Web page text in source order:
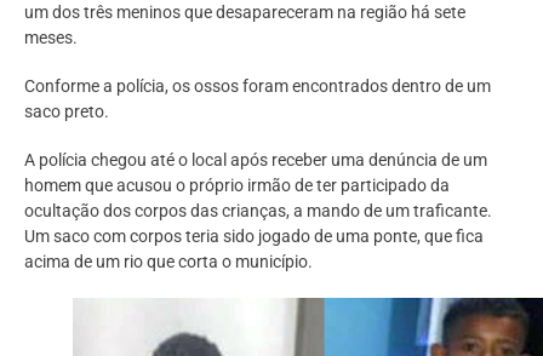
um dos três meninos que desapareceram na região há sete
meses.
Conforme a polícia, os ossos foram encontrados dentro de um
saco preto.
A polícia chegou até o local após receber uma denúncia de um
homem que acusou o próprio irmão de ter participado da
ocultação dos corpos das crianças, a mando de um traficante.
Um saco com corpos teria sido jogado de uma ponte, que fica
acima de um rio que corta o município.